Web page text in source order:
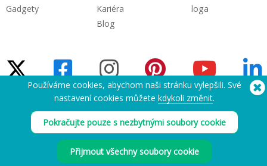
Gadgety
Kariéra
Blog
loga
Potřebujete pomoc? Tel.:(650) 938-3500 (US)
Copyright © 2026 Flashbay
Používáme cookies, abychom naši stránku vylepšili. Své
nastavení cookies můžete kdykoli změnit.
Pokračujte pouze s nezbytnými soubory cookie
Přijmout všechny soubory cookie